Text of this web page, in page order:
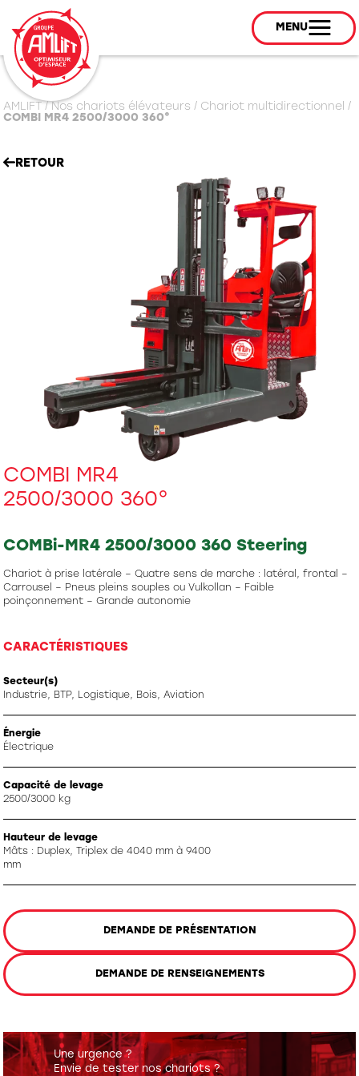
MENU
AMLIFT/Nos chariots élévateurs / Chariot multidirectionnel /
COMBI MR4 2500/3000 360°
RETOUR
COMBI MR4
2500/3000 360°
COMBi-MR4 2500/3000 360 Steering
Chariot à prise latérale – Quatre sens de marche : latéral, frontal –
Carrousel – Pneus pleins souples ou Vulkollan – Faible
poinçonnement – Grande autonomie
CARACTÉRISTIQUES
Secteur(s)
Industrie, BTP, Logistique, Bois, Aviation
Énergie
Électrique
Capacité de levage
2500/3000 kg
Hauteur de levage
Mâts : Duplex, Triplex de 4040 mm à 9400
mm
DEMANDE DE PRÉSENTATION
DEMANDE DE RENSEIGNEMENTS
Une urgence ?
Envie de tester nos chariots ?